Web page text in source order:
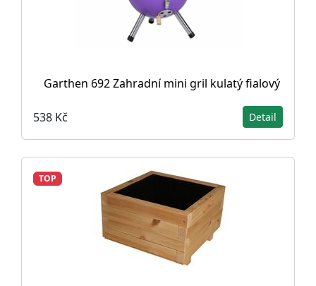
Garthen 692 Zahradní mini gril kulatý fialový
538 Kč Detail
TOP